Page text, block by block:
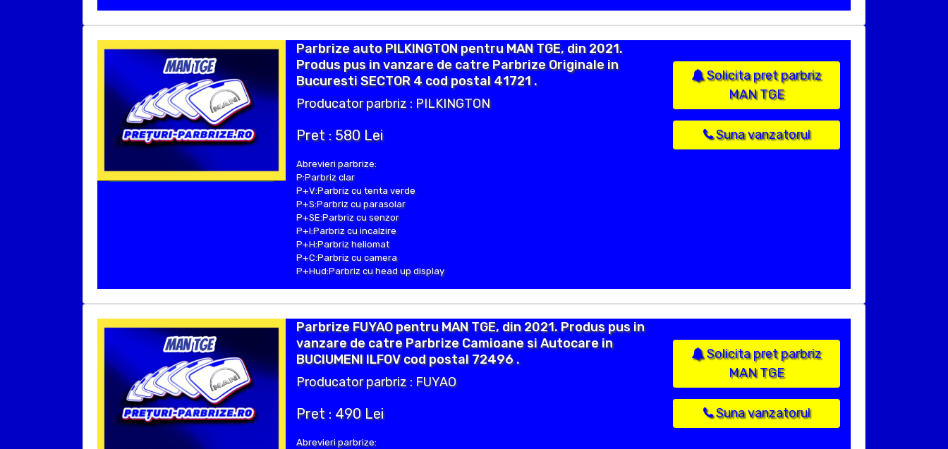
Parbrize auto PILKINGTON pentru MAN TGE, din 2021.
Produs pus in vanzare de catre Parbrize Originale in
Bucuresti SECTOR 4 cod postal 41721 .
Producator parbriz : PILKINGTON
Pret : 580 Lei
Abrevieri parbrize:
P:Parbriz clar
P+V:Parbriz cu tenta verde
P+S:Parbriz cu parasolar
P+SE:Parbriz cu senzor
P+I:Parbriz cu incalzire
P+H:Parbriz heliomat
P+C:Parbriz cu camera
P+Hud:Parbriz cu head up display
Solicita pret parbriz
MAN TGE
Suna vanzatorul
Parbrize FUYAO pentru MAN TGE, din 2021. Produs pus in
vanzare de catre Parbrize Camioane si Autocare in
BUCIUMENI ILFOV cod postal 72496 .
Producator parbriz : FUYAO
Pret : 490 Lei
Abrevieri parbrize:
Solicita pret parbriz
MAN TGE
Suna vanzatorul